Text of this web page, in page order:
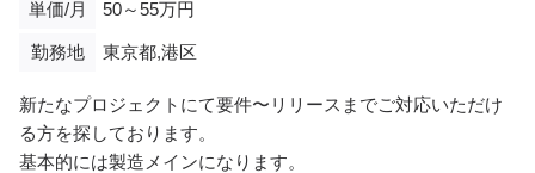
・定例ミーティングへの出席（クライアント折衝含む）
〈ツール〉
Backlog、slack など
単価/月 50～55万円
勤務地 東京都,港区
新たなプロジェクトにて要件〜リリースまでご対応いただけ
る方を探しております。
基本的には製造メインになります。